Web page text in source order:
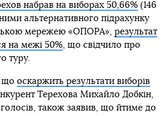
набрав на виборах 50,66%(146
альтернативного підрахунку
мережею «ОПОРА», результат
на межі 50%, що свідчило про
туру.
що оскаржить результати виборів
Терехова Михайло Добкін,
також заявив, що йтиме до